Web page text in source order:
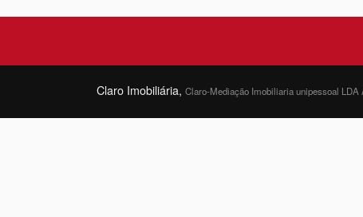
Claro Imobiliária, Claro-Mediação Imobiliaria unipessoal LDA